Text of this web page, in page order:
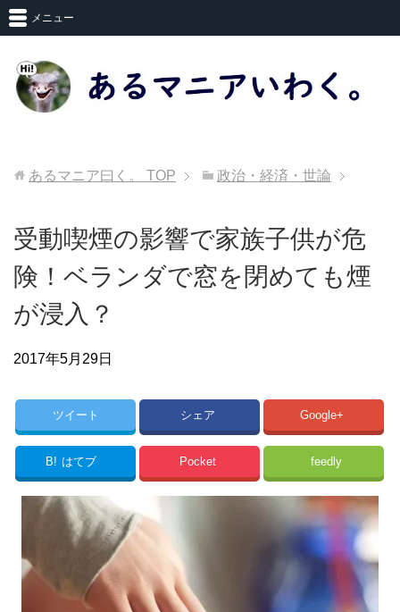
メニュー
あるマニア曰く。 TOP 政治・経済・世論
受動喫煙の影響で家族子供が危
険！ベランダで窓を閉めても煙
が浸入？
2017年5月29日
ツイート シェア Google+
B! はてブ Pocket feedly